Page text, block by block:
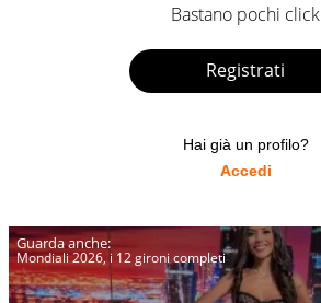
Bastano pochi click
Registrati
Hai già un profilo?
Accedi
Mondiali 2026, i 12 gironi completi